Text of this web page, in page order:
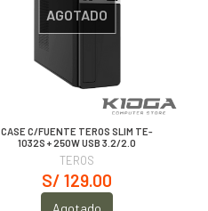
AGOTADO
CASE C/FUENTE TEROS SLIM TE-
1032S + 250W USB 3.2/2.0
TEROS
S/ 129.00